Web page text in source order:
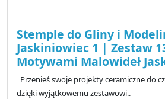
Stemple do Gliny i
Jaskiniowiec 1 | Zestaw
Motywami Malowideł
Przenieś swoje projekty ceramiczne do
dzięki wyjątkowemu zestawowi..